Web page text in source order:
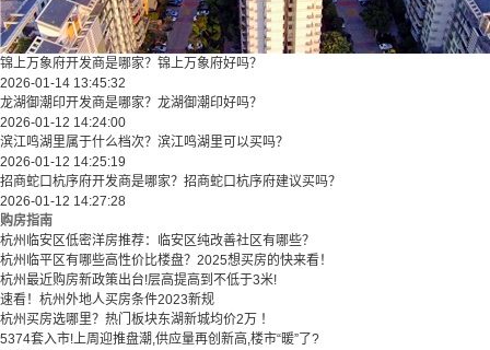
锦上万象府开发商是哪家？锦上万象府好吗？
2026-01-14 13:45:32
龙湖御潮印开发商是哪家？龙湖御潮印好吗？
2026-01-12 14:24:00
滨江鸣湖里属于什么档次？滨江鸣湖里可以买吗？
2026-01-12 14:25:19
招商蛇口杭序府开发商是哪家？招商蛇口杭序府建议买吗？
2026-01-12 14:27:28
购房指南
杭州临安区低密洋房推荐：临安区纯改善社区有哪些？
​​杭州临平区有哪些高性价比楼盘？2025想买房的快来看！​
杭州最近购房新政策出台!层高提高到不低于3米!
速看！杭州外地人买房条件2023新规
杭州买房选哪里？热门板块东湖新城均价2万 ！
5374套入市!上周迎推盘潮,供应量再创新高,楼市“暖”了?